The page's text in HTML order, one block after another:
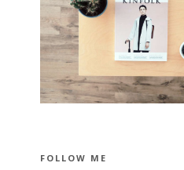
FOLLOW ME